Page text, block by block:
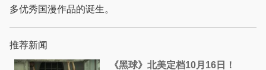
多优秀国漫作品的诞生。
推荐新闻
《黑球》北美定档10月16日！